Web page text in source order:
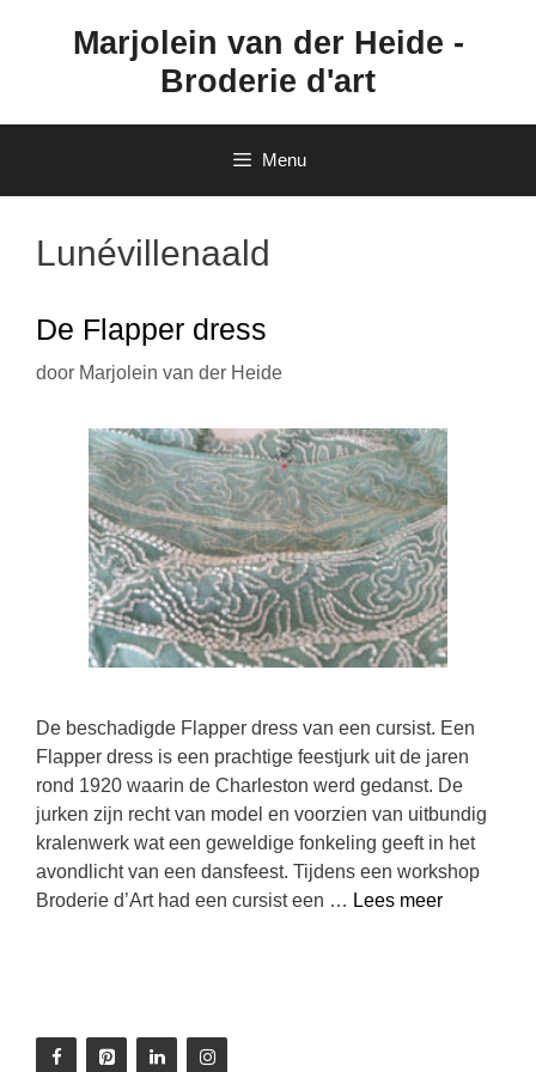
Marjolein van der Heide -
Broderie d'art
Menu
Lunévillenaald
De Flapper dress
door Marjolein van der Heide
De beschadigde Flapper dress van een cursist. Een
Flapper dress is een prachtige feestjurk uit de jaren
rond 1920 waarin de Charleston werd gedanst. De
jurken zijn recht van model en voorzien van uitbundig
kralenwerk wat een geweldige fonkeling geeft in het
avondlicht van een dansfeest. Tijdens een workshop
Broderie d’Art had een cursist een … Lees meer